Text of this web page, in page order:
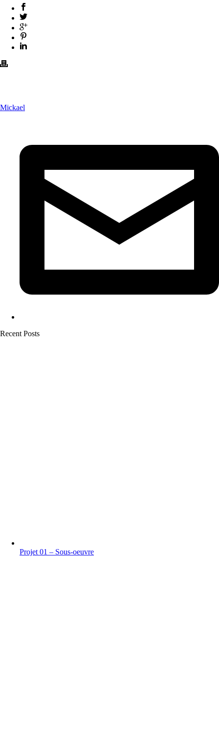
Mickael
Recent Posts
Projet 01 – Sous-oeuvre